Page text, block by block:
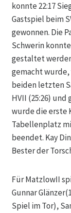
konnte 22:17
Gastspiel beim
gewonnen. Die
Schwerin
gestaltet
gemacht
beiden letzten
HVII (25:26) und
wurde die erste
Tabellenplatz
beendet. Kay
Bester der
Für MatzlowII
Gunnar
Spiel im Tor),